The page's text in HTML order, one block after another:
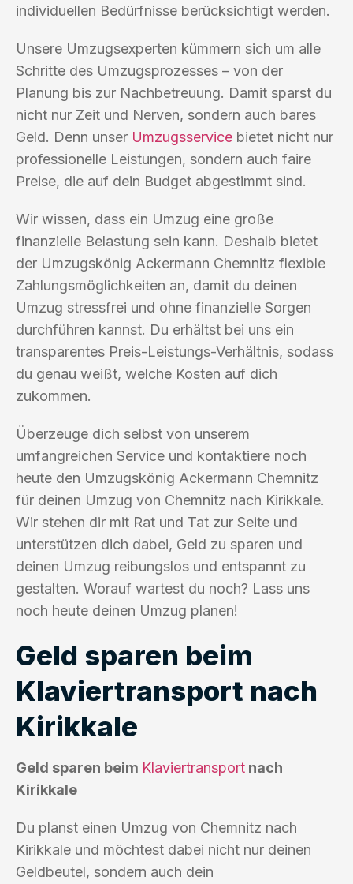
individuellen Bedürfnisse berücksichtigt werden.
Unsere Umzugsexperten kümmern sich um alle
Schritte des Umzugsprozesses – von der
Planung bis zur Nachbetreuung. Damit sparst du
nicht nur Zeit und Nerven, sondern auch bares
Geld. Denn unser Umzugsservice bietet nicht nur
professionelle Leistungen, sondern auch faire
Preise, die auf dein Budget abgestimmt sind.
Wir wissen, dass ein Umzug eine große
finanzielle Belastung sein kann. Deshalb bietet
der Umzugskönig Ackermann Chemnitz flexible
Zahlungsmöglichkeiten an, damit du deinen
Umzug stressfrei und ohne finanzielle Sorgen
durchführen kannst. Du erhältst bei uns ein
transparentes Preis-Leistungs-Verhältnis, sodass
du genau weißt, welche Kosten auf dich
zukommen.
Überzeuge dich selbst von unserem
umfangreichen Service und kontaktiere noch
heute den Umzugskönig Ackermann Chemnitz
für deinen Umzug von Chemnitz nach Kirikkale.
Wir stehen dir mit Rat und Tat zur Seite und
unterstützen dich dabei, Geld zu sparen und
deinen Umzug reibungslos und entspannt zu
gestalten. Worauf wartest du noch? Lass uns
noch heute deinen Umzug planen!
Geld sparen beim
Klaviertransport nach
Kirikkale
Geld sparen beim Klaviertransport nach
Kirikkale
Du planst einen Umzug von Chemnitz nach
Kirikkale und möchtest dabei nicht nur deinen
Geldbeutel, sondern auch dein